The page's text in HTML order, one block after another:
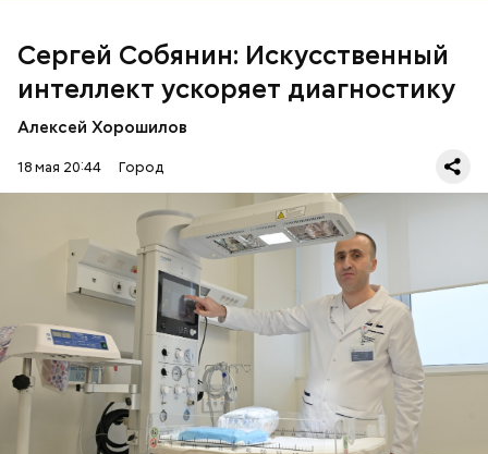
Сергей Собянин: Искусственный
интеллект ускоряет диагностику
Алексей Хорошилов
18 мая 20:44 Город
— За шесть лет тестирование прошли 200 ИИ-
сервисов — 67 из них вошли в повсеместную
практику работы наших медицинских учреждений,
— сообщил Сергей Собянин.
сустава, лучезапястного и плечевых суставов,
выявления артроза. Если в 2024 году ИИ-сервисы
проанализировали четыре миллиона снимков, то в
2026 году только за первые три месяца — уже два
миллиона.
МЕДИЦИНА
ИСКУССТВЕННЫЙ ИНТЕЛЛЕКТ
МОСКВА
СЕРГЕЙ СОБЯНИН